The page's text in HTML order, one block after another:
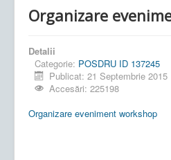
Organizare
Detalii
Categorie: POSDRU ID 137245
Publicat: 21 Septembrie 2015
Accesări: 225198
Organizare eveniment workshop